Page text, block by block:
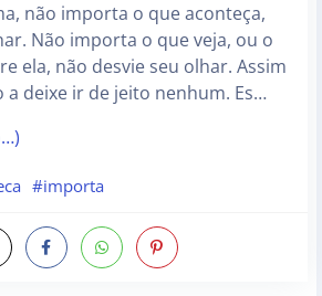
não importa o que aconteça,
Não importa o que veja, ou o
ela, não desvie seu olhar. Assim
a deixe ir de jeito nenhum. Es…
#importa